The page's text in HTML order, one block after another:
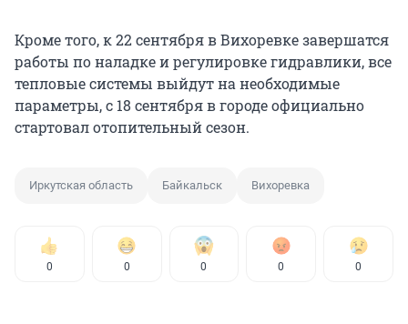
Кроме того, к 22 сентября в Вихоревке завершатся
работы по наладке и регулировке гидравлики, все
тепловые системы выйдут на необходимые
параметры, с 18 сентября в городе официально
стартовал отопительный сезон.
Иркутская область Байкальск Вихоревка
0 0 0 0 0